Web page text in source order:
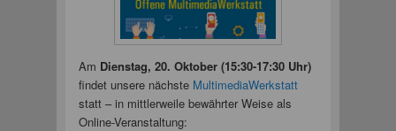
Am Dienstag, 20. Oktober (15:30-17:30 Uhr)
findet unsere nächste MultimediaWerkstatt
statt – in mittlerweile bewährter Weise als
Online-Veranstaltung: